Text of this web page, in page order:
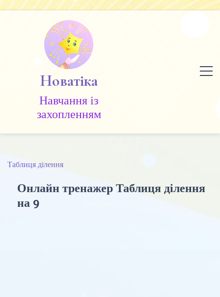
Skip
Новатіка
Навчання із
захопленням
Таблиця ділення
Онлайн тренажер Таблиця ділення
на 9